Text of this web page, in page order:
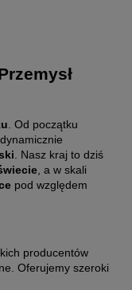
. Od początku
. Nasz kraj to dziś
, a w skali
pod względem
producentów
Oferujemy szeroki